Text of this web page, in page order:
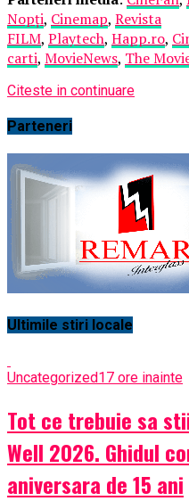
Nopți, Cinemap, Revista
FILM, Playtech, Happ.ro,
carti, MovieNews, The
Citeste in continuare
Parteneri
Ultimile stiri locale
Uncategorized17 ore inainte
Tot ce trebuie sa
Well 2026. Ghidul
aniversara de 15 ani